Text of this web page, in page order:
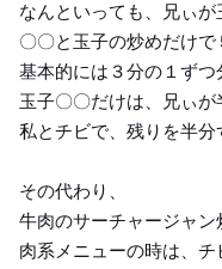
なんといっても、兄ぃが
〇〇と玉子の炒めだけ
基本的には３分の１ずつ
玉子〇〇だけは、兄ぃ
私とチビで、残りを半
その代わり、
牛肉のサーチャージャン
肉系メニューの時は、